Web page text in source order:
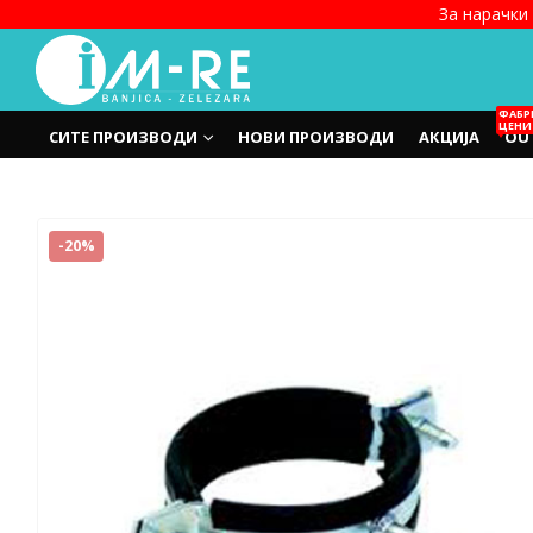
За
СИТЕ ПРОИЗВОДИ НОВИ ПРОИЗВОДИ АКЦИЈА
ЦЕНИ
-20%